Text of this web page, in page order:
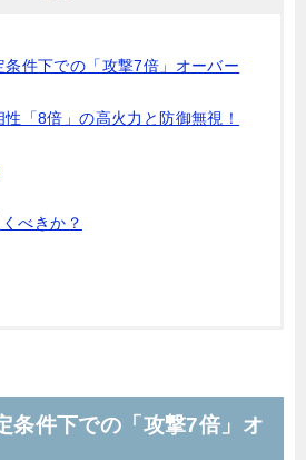
件下での「攻撃7倍」オーバー
「8倍」の高火力と防御無視！
べきか？
条件下での「攻撃7倍」オ